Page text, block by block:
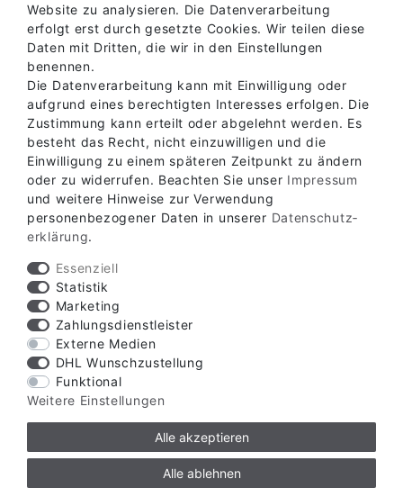
Verfügbare Zahlungsarten
Verfügbare Versandarten
© Copyright 2026 | Alle Rechte vorbehalten.
ZZW Zauntechnik GmbH & Co. KG
Website zu analysieren. Die Datenverarbeitung
erfolgt erst durch gesetzte Cookies. Wir teilen diese
Daten mit Dritten, die wir in den Einstellungen
benennen.
Die Datenverarbeitung kann mit Einwilligung oder
aufgrund eines berechtigten Interesses erfolgen. Die
Zustimmung kann erteilt oder abgelehnt werden. Es
besteht das Recht, nicht einzuwilligen und die
Einwilligung zu einem späteren Zeitpunkt zu ändern
oder zu widerrufen. Beachten Sie unser Impressum
und weitere Hinweise zur Verwendung
personenbezogener Daten in unserer Daten­schutz­
erklärung.
Essenziell
Statistik
Marketing
Zahlungsdienstleister
Externe Medien
DHL Wunschzustellung
Funktional
Weitere Einstellungen
Alle akzeptieren
Alle ablehnen